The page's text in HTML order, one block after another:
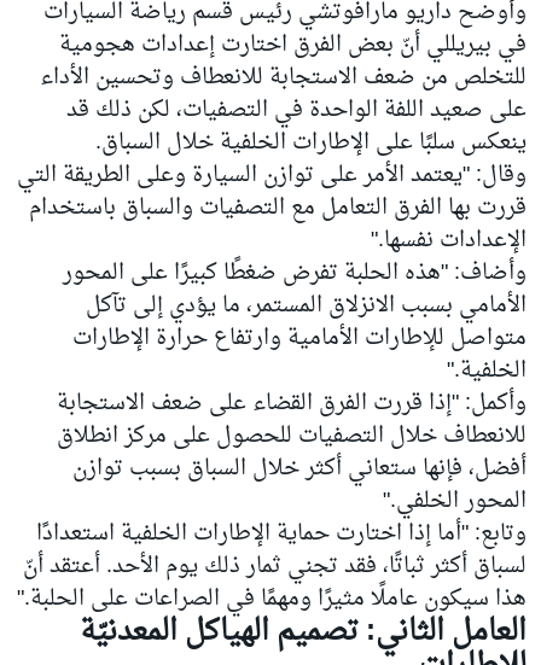
وأوضح داريو مارافوتشي رئيس قسم رياضة السيارات
في بيريللي أنّ بعض الفرق اختارت إعدادات هجومية
للتخلص من ضعف الاستجابة للانعطاف وتحسين الأداء
على صعيد اللفة الواحدة في التصفيات، لكن ذلك قد
ينعكس سلبًا على الإطارات الخلفية خلال السباق.
وقال: "يعتمد الأمر على توازن السيارة وعلى الطريقة التي
قررت بها الفرق التعامل مع التصفيات والسباق باستخدام
الإعدادات نفسها."
وأضاف: "هذه الحلبة تفرض ضغطًا كبيرًا على المحور
الأمامي بسبب الانزلاق المستمر، ما يؤدي إلى تآكل
متواصل للإطارات الأمامية وارتفاع حرارة الإطارات
الخلفية."
وأكمل: "إذا قررت الفرق القضاء على ضعف الاستجابة
للانعطاف خلال التصفيات للحصول على مركز انطلاق
أفضل، فإنها ستعاني أكثر خلال السباق بسبب توازن
المحور الخلفي."
وتابع: "أما إذا اختارت حماية الإطارات الخلفية استعدادًا
لسباق أكثر ثباتًا، فقد تجني ثمار ذلك يوم الأحد. أعتقد أنّ
هذا سيكون عاملًا مثيرًا ومهمًا في الصراعات على الحلبة."
العامل الثاني: تصميم الهياكل المعدنيّة